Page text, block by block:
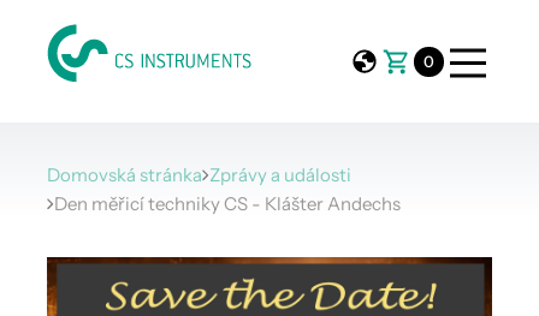
0
Domovská stránka Zprávy a události
Den měřicí techniky CS - Klášter Andechs